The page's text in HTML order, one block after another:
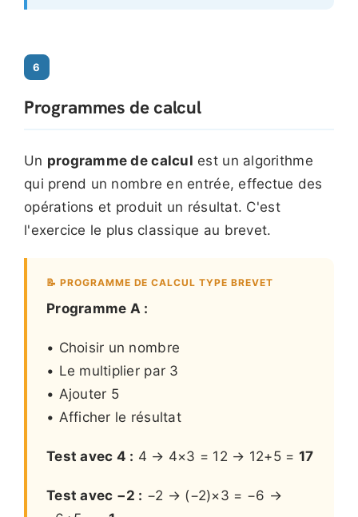
6
Programmes de calcul
Un programme de calcul est un algorithme
qui prend un nombre en entrée, effectue des
opérations et produit un résultat. C'est
l'exercice le plus classique au brevet.
📝 PROGRAMME DE CALCUL TYPE BREVET
Programme A :
• Choisir un nombre
• Le multiplier par 3
• Ajouter 5
• Afficher le résultat
Test avec 4 : 4 → 4×3 = 12 → 12+5 = 17
Test avec −2 : −2 → (−2)×3 = −6 →